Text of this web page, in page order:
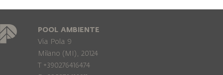
POOL AMBIENTE
Via Pola 9
Milano (MI), 20124
T +390276416474